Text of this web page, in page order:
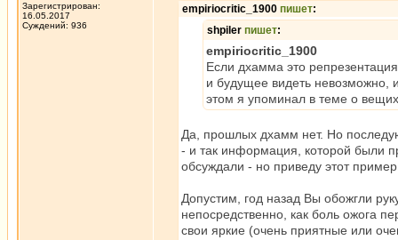
Зарегистрирован:
16.05.2017
Суждений: 936
empiriocritic_1900 пишет:
shpiler пишет:
empiriocritic_1900
Если дхамма это
и будущее видеть невозможно,
этом я упоминал в теме о
Да, прошлых дхамм нет. Но
- и так информация, которой были
обсуждали - но приведу этот
Допустим, год назад Вы обожгли
непосредственно, как боль ожога
свои яркие (очень приятные или